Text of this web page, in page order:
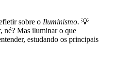
sobre o Iluminismo. 💡
né? Mas iluminar o que
estudando os principais